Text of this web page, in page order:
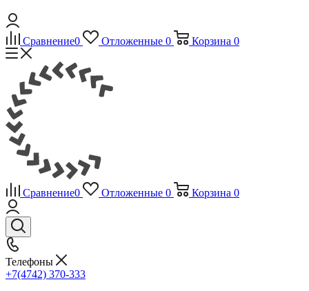
Сравнение0 Отложенные 0 Корзина 0
Сравнение0 Отложенные 0 Корзина 0
Телефоны
+7(4742) 370-333